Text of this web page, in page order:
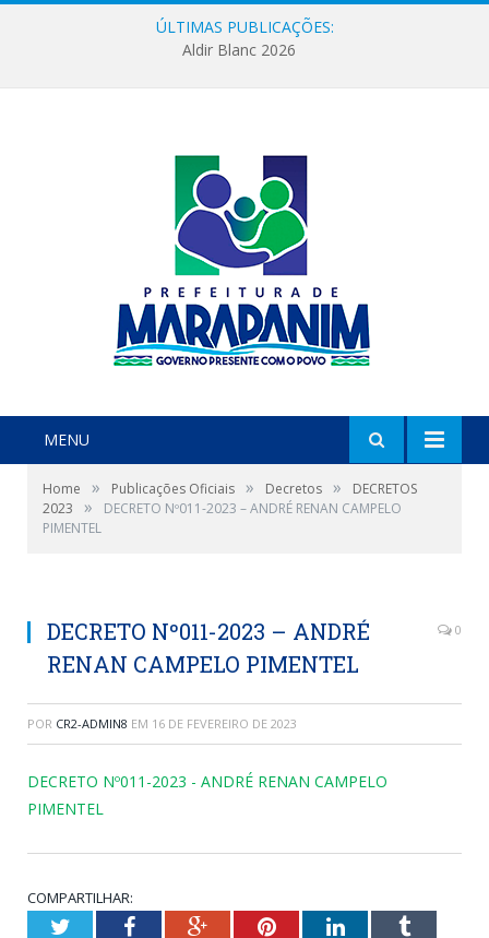
ÚLTIMAS PUBLICAÇÕES:
Aldir Blanc 2026
MENU
Home » Publicações Oficiais » Decretos »
DECRETOS
2023
»
DECRETO Nº011-2023 – ANDRÉ RENAN CAMPELO
PIMENTEL
DECRETO Nº011-2023 – ANDRÉ
RENAN CAMPELO PIMENTEL
0
POR CR2-ADMIN8 EM 16 DE FEVEREIRO DE 2023
DECRETO Nº011-2023 - ANDRÉ RENAN CAMPELO
PIMENTEL
COMPARTILHAR:
TwitterFacebookGoogle+PinterestLinkedInTumblr